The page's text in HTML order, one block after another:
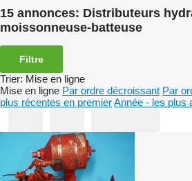
15 annonces: Distributeurs
moissonneuse-batteuse
Filtre
Trier: Mise en ligne
Mise en ligne Par ordre décroissant Par
plus récentes en premierAnnée - les plus